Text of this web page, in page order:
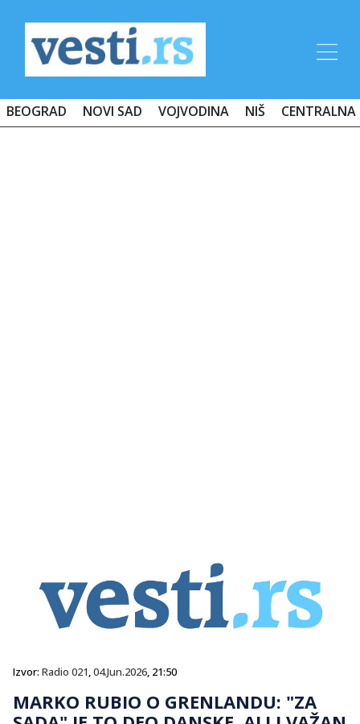
BEOGRAD NOVI SAD VOJVODINA NIŠ CENTRALNA
Izvor: Radio 021,04.Jun.2026, 21:50
MARKO RUBIO O GRENLANDU: "ZA